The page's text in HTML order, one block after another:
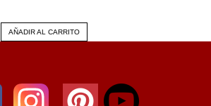
AÑADIR AL CARRITO